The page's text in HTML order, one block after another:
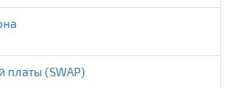
платы (SWAP)